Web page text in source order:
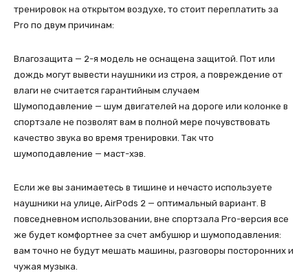
тренировок на открытом воздухе, то стоит переплатить за
Pro по двум причинам:
Влагозащита — 2-я модель не оснащена защитой. Пот или
дождь могут вывести наушники из строя, а повреждение от
влаги не считается гарантийным случаем
Шумоподавление — шум двигателей на дороге или колонке в
спортзале не позволят вам в полной мере почувствовать
качество звука во время тренировки. Так что
шумоподавление — маст-хэв.
Если же вы занимаетесь в тишине и нечасто используете
наушники на улице, AirPods 2 — оптимальный вариант. В
повседневном использовании, вне спортзала Pro-версия все
же будет комфортнее за счет амбушюр и шумоподавления:
вам точно не будут мешать машины, разговоры посторонних и
чужая музыка.